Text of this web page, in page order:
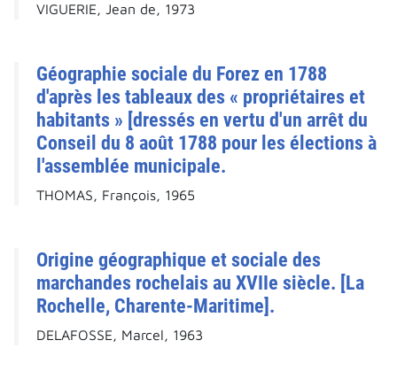
VIGUERIE, Jean de, 1973
Géographie sociale du Forez en 1788
d'après les tableaux des « propriétaires et
habitants » [dressés en vertu d'un arrêt du
Conseil du 8 août 1788 pour les élections à
l'assemblée municipale.
THOMAS, François, 1965
Origine géographique et sociale des
marchandes rochelais au XVIIe siècle. [La
Rochelle, Charente-Maritime].
DELAFOSSE, Marcel, 1963